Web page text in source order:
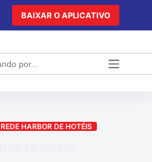
BAIXAR O APLICATIVO
REDE HARBOR DE HOTÉIS